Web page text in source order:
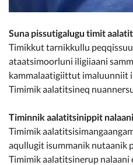
Suna pissutigalugu timit
Timikkut tarnikkullu
ataatsimoorluni iligiiaani
kammalaatigiittut imaluunniit
Timimik aalatitsineq
Timinnik aalatitsinippit
Timimik
aqullugit isummanik nutaanik
Timimik aalatitsinerup